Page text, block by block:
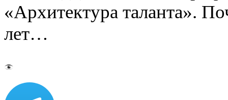
«Архитектура таланта».
лет…